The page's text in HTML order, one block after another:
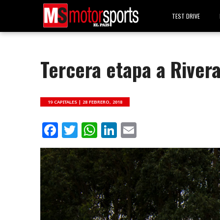
TEST DRIVE
Tercera etapa a
19 CAPITALES |28 FEBRERO, 2018
Facebook
Twitter
WhatsApp
LinkedIn